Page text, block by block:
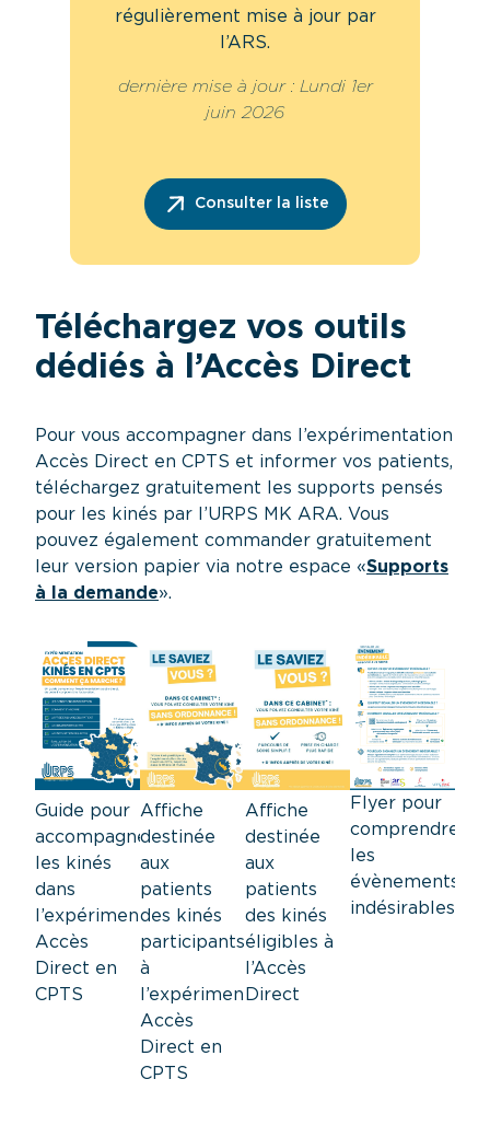
régulièrement mise à jour par
l’ARS.
dernière mise à jour : Lundi 1er
juin 2026
Consulter la liste
Téléchargez vos outils
dédiés à l’Accès Direct
Pour vous accompagner dans l’expérimentation
Accès Direct en CPTS et informer vos patients,
téléchargez gratuitement les supports pensés
pour les kinés par l’URPS MK ARA. Vous
pouvez également commander gratuitement
leur version papier via notre espace «Supports
à la demande».
Guide pour
accompagner
les kinés
dans
l’expérimentation
Accès
Direct en
CPTS
Affiche
destinée
aux
patients
des kinés
participants
à
l’expérimentation
Accès
Direct en
CPTS
Affiche
destinée
aux
patients
des kinés
éligibles à
l’Accès
Direct
Flyer pour
comprendre
les
évènements
indésirables